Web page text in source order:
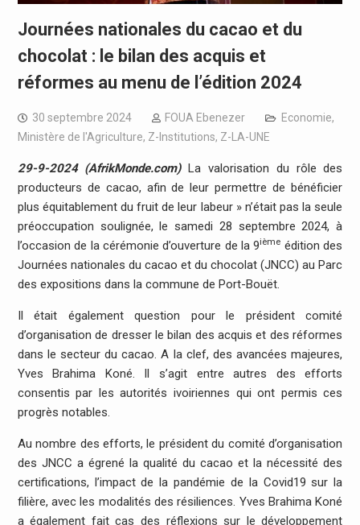
Journées nationales du cacao et du
chocolat : le bilan des acquis et
réformes au menu de l’édition 2024
30 septembre 2024 FOUA Ebenezer Economie,
Ministère de l'Agriculture, Z-Institutions, Z-LA-UNE
29-9-2024 (AfrikMonde.com)La valorisation du rôle des
producteurs de cacao, afin de leur permettre de bénéficier
plus équitablement du fruit de leur labeur » n’était pas la seule
préoccupation soulignée, le samedi 28 septembre 2024, à
l’occasion de la cérémonie d’ouverture de la 9ième édition des
Journées nationales du cacao et du chocolat (JNCC) au Parc
des expositions dans la commune de Port-Bouët.
Il était également question pour le président comité
d’organisation de dresser le bilan des acquis et des réformes
dans le secteur du cacao. A la clef, des avancées majeures,
Yves Brahima Koné. Il s’agit entre autres des efforts
consentis par les autorités ivoiriennes qui ont permis ces
progrès notables.
Au nombre des efforts, le président du comité d’organisation
des JNCC a égrené la qualité du cacao et la nécessité des
certifications, l’impact de la pandémie de la Covid19 sur la
filière, avec les modalités des résiliences. Yves Brahima Koné
a également fait cas des réflexions sur le développement